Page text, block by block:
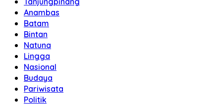
Anambas
Batam
Bintan
Natuna
Lingga
Nasional
Budaya
Pariwisata
Politik